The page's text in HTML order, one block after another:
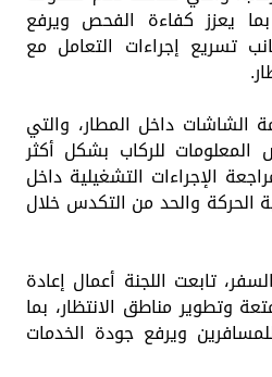
يعزز كفاءة الفحص ويرفع
تسريع إجراءات التعامل مع
الشاشات داخل المطار، والتي
للركاب بشكل أكثر
الإجراءات التشغيلية داخل
الحركة والحد من التكدس خلال
تابعت اللجنة أعمال إعادة
وتطوير مناطق الانتظار، بما
ويرفع جودة الخدمات